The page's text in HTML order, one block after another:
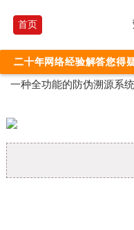
首页
二十年网络经验解答您得
一种全功能的防伪溯源系统